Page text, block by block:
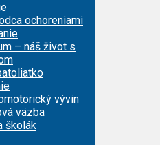
ochoreniami
– náš život s
vývin
väzba
školák